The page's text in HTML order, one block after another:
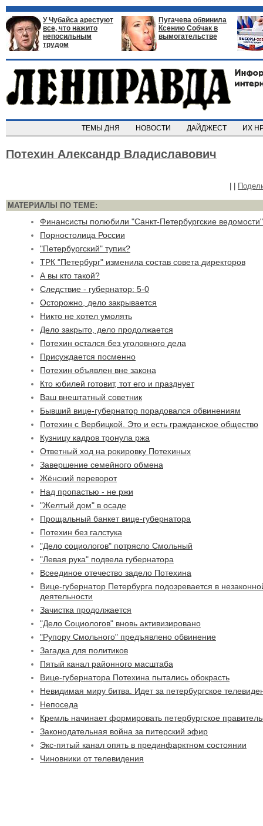
У Чубайса арестуют
все, что нажито
непосильным
трудом
Пугачева обвинила
Ксению Собчак в
вымогательстве
ТЕМЫ ДНЯ НОВОСТИ ДАЙДЖЕСТ ИХ
Потехин Александр Владиславович
МАТЕРИАЛЫ ПО ТЕМЕ:
Финансисты полюбили "Санкт-Петербургские ведомости"
Порностолица России
"Петербургский" тупик?
ТРК "Петербург" изменила состав совета директоров
А вы кто такой?
Следствие - губернатор: 5-0
Осторожно, дело закрывается
Никто не хотел умолять
Дело закрыто, дело продолжается
Потехин остался без уголовного дела
Присуждается посменно
Потехин объявлен вне закона
Кто юбилей готовит, тот его и празднует
Ваш внештатный советник
Бывший вице-губернатор порадовался обвинениям
Потехин с Вербицкой. Это и есть гражданское общество
Кузницу кадров тронула ржа
Ответный ход на рокировку Потехиных
Завершение семейного обмена
Жёнский переворот
Над пропастью - не ржи
"Желтый дом" в осаде
Прощальный банкет вице-губернатора
Потехин без галстука
"Дело социологов" потрясло Смольный
"Левая рука" подвела губернатора
Всеединое отечество задело Потехина
Вице-губернатор Петербурга подозревается в
деятельности
Зачистка продолжается
"Дело Социологов" вновь активизировано
"Рупору Смольного" предъявлено обвинение
Загадка для политиков
Пятый канал районного масштаба
Вице-губернатора Потехина пытались обокрасть
Невидимая миру битва. Идет за петербургское
Непоседа
Кремль начинает формировать петербургское
Законодательная война за питерский эфир
Экс-пятый канал опять в прединфарктном состоянии
Чиновники от телевидения